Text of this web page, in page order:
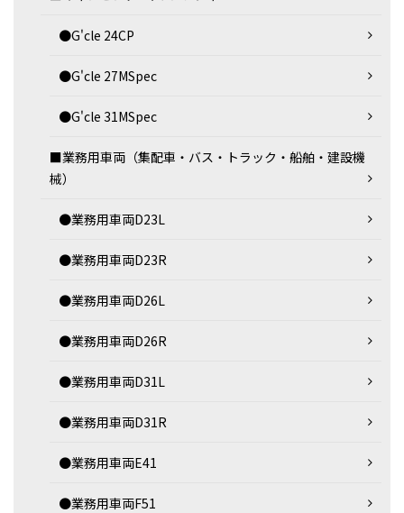
●G'cle 24CP
●G'cle 27MSpec
●G'cle 31MSpec
■業務用車両（集配車・バス・トラック・船舶・建設機
械）
●業務用車両D23L
●業務用車両D23R
●業務用車両D26L
●業務用車両D26R
●業務用車両D31L
●業務用車両D31R
●業務用車両E41
●業務用車両F51